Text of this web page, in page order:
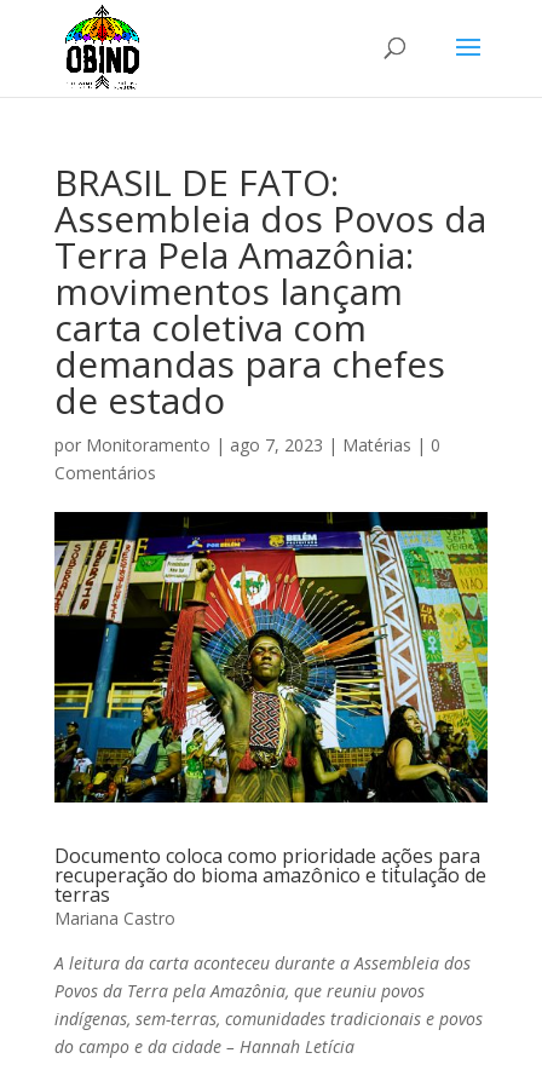
BRASIL DE FATO:
Assembleia dos Povos da
Terra Pela Amazônia:
movimentos lançam
carta coletiva com
demandas para chefes
de estado
por Monitoramento | ago 7, 2023 | Matérias | 0
Comentários
Documento coloca como prioridade ações para
recuperação do bioma amazônico e titulação de
terras
Mariana Castro
A leitura da carta aconteceu durante a Assembleia dos
Povos da Terra pela Amazônia, que reuniu povos
indígenas, sem-terras, comunidades tradicionais e povos
do campo e da cidade – Hannah Letícia